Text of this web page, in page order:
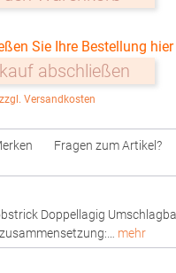
Sie Ihre Bestellung hier
abschließen
zzgl. Versandkosten
Fragen zum Artikel?
Doppellagig
mehr